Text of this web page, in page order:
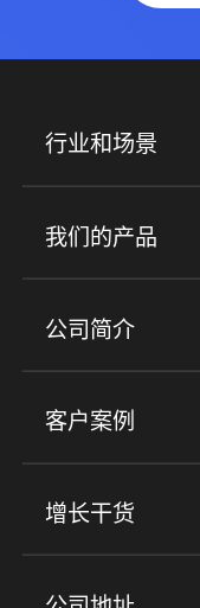
行业和场景
行业解决方案
培训机构
金融行业
心理机构
我们的产品
产品
小程序商城
社群圈子
公司简介
客户案例
增长干货